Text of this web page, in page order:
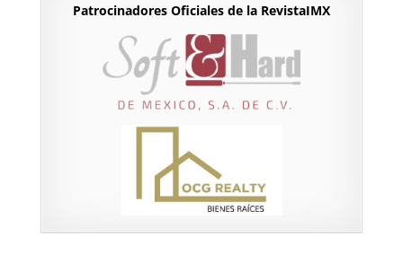
Patrocinadores Oficiales de la RevistaIMX